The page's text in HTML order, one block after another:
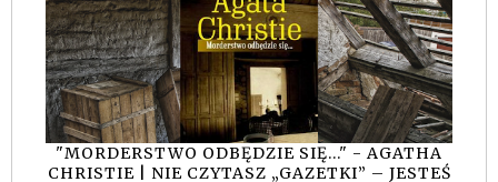
"MORDERSTWO ODBĘDZIE SIĘ..." - AGATHA
CHRISTIE | NIE CZYTASZ „GAZETKI” – JESTEŚ